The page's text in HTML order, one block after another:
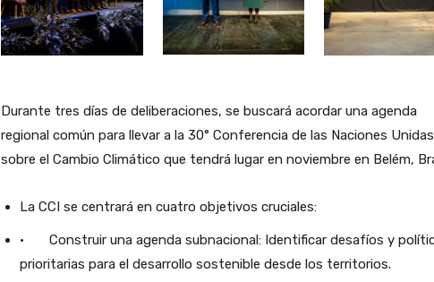
Durante tres días de deliberaciones, se buscará acordar una agenda
regional común para llevar a la 30° Conferencia de las Naciones Unidas
sobre el Cambio Climático que tendrá lugar en noviembre en Belém,
La CCI se centrará en cuatro objetivos cruciales:
· Construir una agenda subnacional: Identificar desafíos y
prioritarias para el desarrollo sostenible desde los territorios.